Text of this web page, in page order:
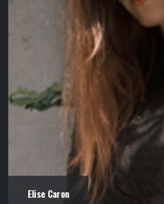
Elise Caron